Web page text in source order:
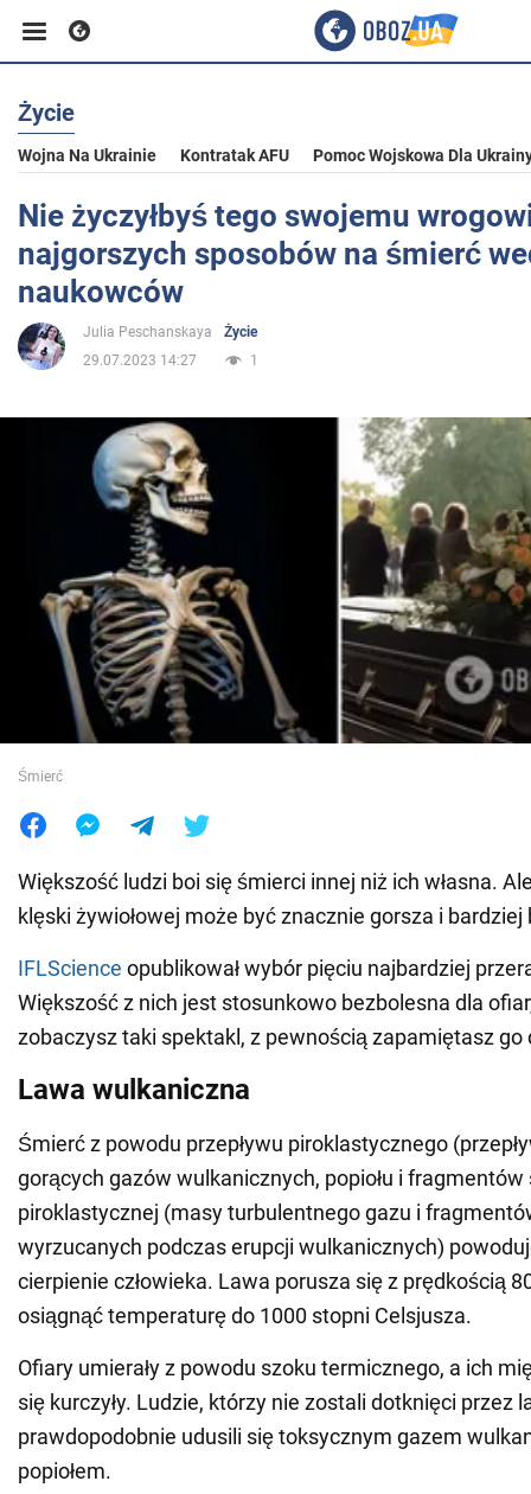
Biznes
Sport
Rozrywka
Życie
Społeczeństwo
Wojna na Ukrainie
Świat
Jedzenie
Życie
Wojna Na Ukrainie Kontratak AFU Pomoc Wojskowa Dla
Nie życzyłbyś tego swojemu
najgorszych sposobów na śmierć
naukowców
Julia Peschanskaya
Życie
29.07.2023 14:27
1
Śmierć
Większość ludzi boi się śmierci innej niż ich własna.
klęski żywiołowej może być znacznie gorsza i bardziej
IFLScience opublikował wybór pięciu najbardziej
Większość z nich jest stosunkowo bezbolesna dla
zobaczysz taki spektakl, z pewnością zapamiętasz go
Lawa wulkaniczna
Śmierć z powodu przepływu piroklastycznego
gorących gazów wulkanicznych, popiołu i fragmentów
piroklastycznej (masy turbulentnego gazu i
wyrzucanych podczas erupcji wulkanicznych)
cierpienie człowieka. Lawa porusza się z prędkością
osiągnąć temperaturę do 1000 stopni Celsjusza.
Ofiary umierały z powodu szoku termicznego, a ich
się kurczyły. Ludzie, którzy nie zostali dotknięci przez
prawdopodobnie udusili się toksycznym gazem
popiołem.